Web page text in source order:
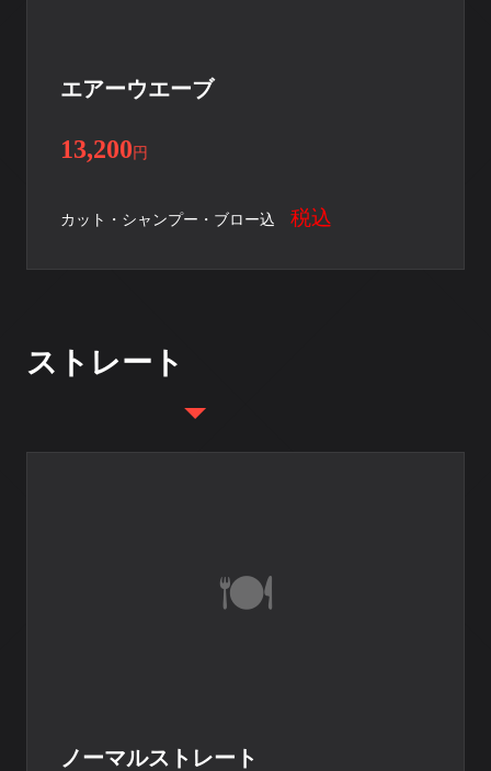
エアーウエーブ
13,200 円
カット・シャンプー・ブロー込 税込
ストレート
ノーマルストレート